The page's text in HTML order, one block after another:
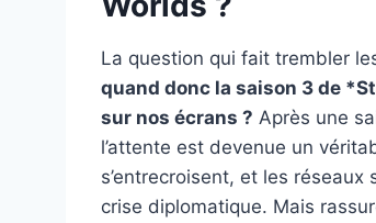
La question qui fait trembler
quand donc la saison 3 de
sur nos écrans ? Après une
l’attente est devenue un
s’entrecroisent, et les
crise diplomatique. Mais